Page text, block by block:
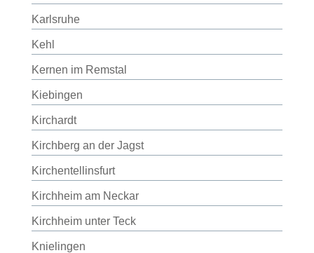
Karlsruhe
Kehl
Kernen im Remstal
Kiebingen
Kirchardt
Kirchberg an der Jagst
Kirchentellinsfurt
Kirchheim am Neckar
Kirchheim unter Teck
Knielingen